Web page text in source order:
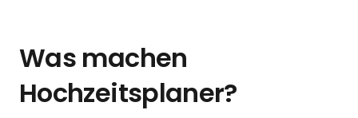
Was machen
Hochzeitsplaner?